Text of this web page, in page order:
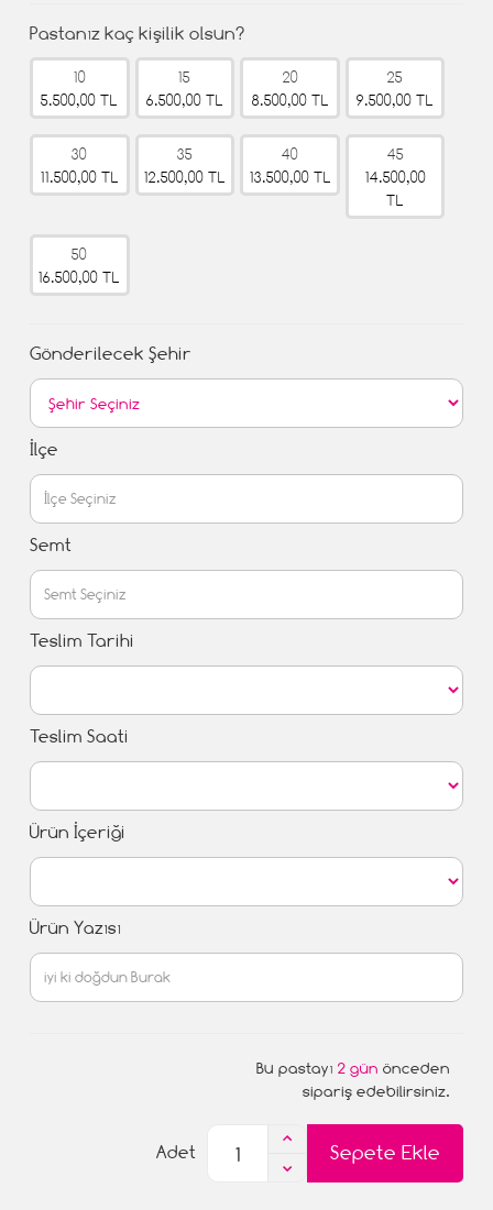
Pastanız kaç kişilik olsun?
10
5.500,00 TL
15
6.500,00 TL
20
8.500,00 TL
25
9.500,00 TL
30
11.500,00 TL
35
12.500,00 TL
40
13.500,00 TL
45
14.500,00
TL
50
16.500,00 TL
Gönderilecek Şehir
İlçe
Semt
Teslim Tarihi
Teslim Saati
Ürün İçeriği
Ürün Yazısı
Bu pastayı 2 gün önceden
sipariş edebilirsiniz.
Sepete Ekle
Adet